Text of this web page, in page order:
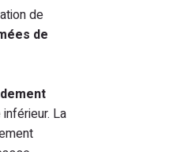
de
de
La